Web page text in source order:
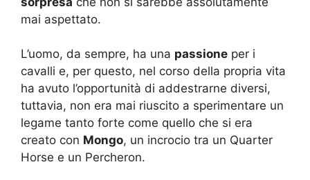
mai aspettato.
L’uomo, da sempre, ha una passione per i
cavalli e, per questo, nel corso della propria vita
ha avuto l’opportunità di addestrarne diversi,
tuttavia, non era mai riuscito a sperimentare un
legame tanto forte come quello che si era
creato con Mongo, un incrocio tra un Quarter
Horse e un Percheron.